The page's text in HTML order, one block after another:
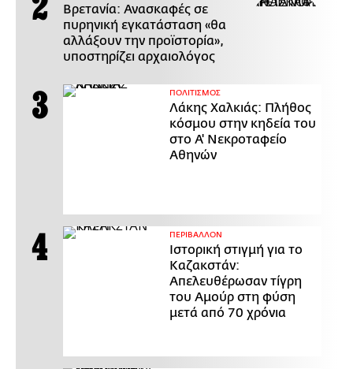
Βρετανία: Ανασκαφές σε
πυρηνική εγκατάσταση «θα
αλλάξουν την προϊστορία»,
υποστηρίζει αρχαιολόγος
ΠΟΛΙΤΙΣΜΟΣ
Λάκης Χαλκιάς: Πλήθος
κόσμου στην κηδεία του
στο Α' Νεκροταφείο
Αθηνών
ΠΕΡΙΒΑΛΛΟΝ
Ιστορική στιγμή για το
Καζακστάν:
Απελευθέρωσαν τίγρη
του Αμούρ στη φύση
μετά από 70 χρόνια